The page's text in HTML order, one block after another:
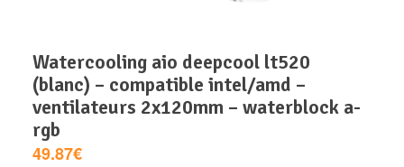
watercooling aio deepcool lt520
(blanc) – compatible intel/amd –
ventilateurs 2x120mm – waterblock a-
rgb
49.87€